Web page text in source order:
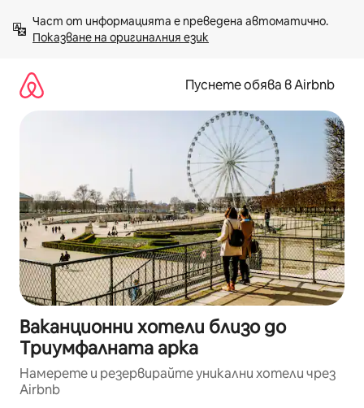
към
съдържанието
Показване на оригиналния език
Пуснете обява в Airbnb
Ваканционни хотели близо до
Триумфалната арка
Намерете и резервирайте уникални хотели чрез
Airbnb